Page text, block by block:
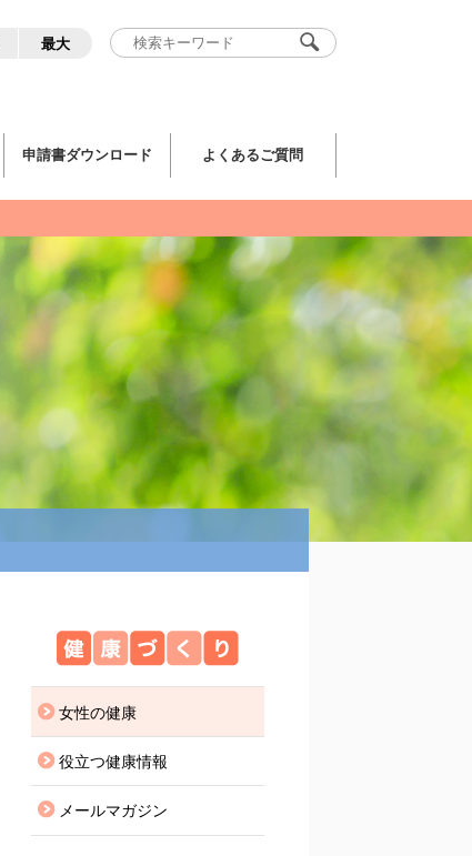
申請書ダウンロード よくあるご質問
最大
女性の健康
役立つ健康情報
メールマガジン